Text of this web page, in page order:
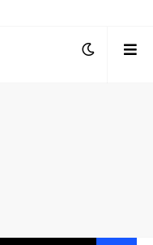
Almeida.